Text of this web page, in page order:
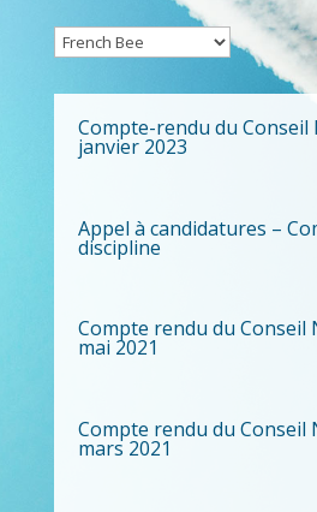
Compte-rendu du Conseil
janvier 2023
Appel à candidatures –
discipline
Compte rendu du Conseil
mai 2021
Compte rendu du Conseil
mars 2021